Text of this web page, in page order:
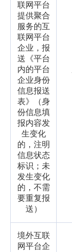
联网平台
提供聚合
服务的互
联网平台
企业，报
送《平台
内的平台
企业身份
信息报送
表》（身
份信息填
报内容发
生变化
的，注明
信息状态
标识；未
发生变化
的，不需
要重复报
送）
境外互联
网平台企